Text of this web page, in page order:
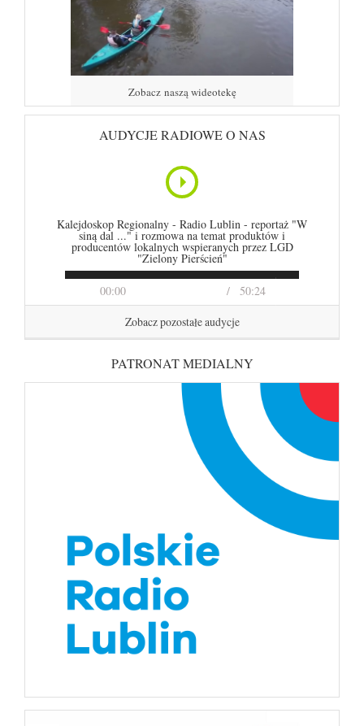
Zobacz naszą wideotekę
AUDYCJE RADIOWE O NAS
00:00 50:24
Kalejdoskop Regionalny - Radio Lublin - reportaż "W
siną dal ..." i rozmowa na temat produktów i
producentów lokalnych wspieranych przez LGD
"Zielony Pierścień"
Zobacz pozostałe audycje
PATRONAT MEDIALNY